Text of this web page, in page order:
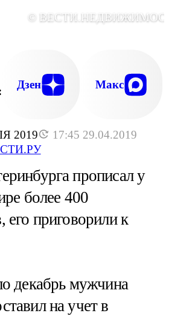
2019
17:45 29.04.2019
©
Дзен Макс
прописал у
более 400
его приговорили к
декабрь мужчина
на учет в